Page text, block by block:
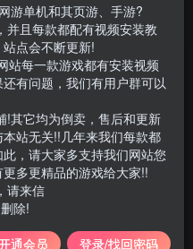
239|DNF仿官86鱼尾版，全宽
屏时装镶嵌,皮肤装扮,超级内
辅+GM工具
游戏类
5个月前 348
游单机和其页游、手游?
并且每款都配有视频安装教
点会不断更新!
站每一款游戏都有安装视频
有问题，我们有用户群可以
!其它均为倒卖，售后和更新
站无关!!几年来我们每款都
，请大家多支持我们网站您
多更精品的游戏给大家!!
请来信
除!
通会员 登录/找回密码